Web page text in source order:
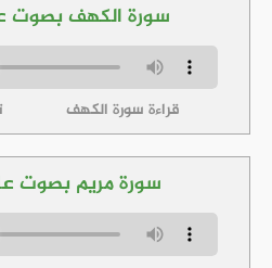
سورة الكهف بصوت
قراءة سورة الكهف
سورة مريم بصوت